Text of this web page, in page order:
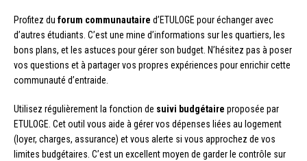
Profitez du forum communautaire d’ETULOGE pour échanger avec
d’autres étudiants. C’est une mine d’informations sur les quartiers, les
bons plans, et les astuces pour gérer son budget. N’hésitez pas à poser
vos questions et à partager vos propres expériences pour enrichir cette
communauté d’entraide.
Utilisez régulièrement la fonction de suivi budgétaire proposée par
ETULOGE. Cet outil vous aide à gérer vos dépenses liées au logement
(loyer, charges, assurance) et vous alerte si vous approchez de vos
limites budgétaires. C’est un excellent moyen de garder le contrôle sur